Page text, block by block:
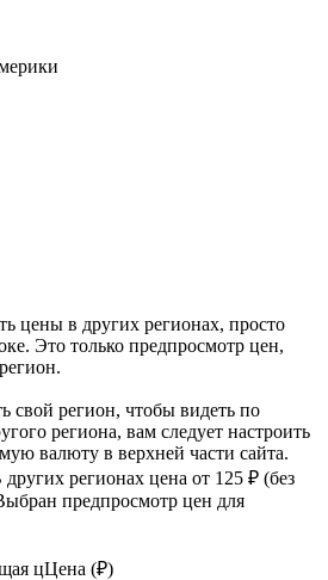
цены в других регионах, просто
Это только предпросмотр цен,
свой регион, чтобы видеть по
региона, вам следует настроить
валюту в верхней части сайта.
других регионах цена от 125 ₽ (без
предпросмотр цен для
цЦена (₽)